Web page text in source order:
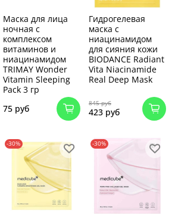
Маска для лица
ночная с
комплексом
витаминов и
ниацинамидом
TRIMAY Wonder
Vitamin Sleeping
Pack 3 гр
75 руб
Гидрогелевая
маска с
ниацинамидом
для сияния кожи
BIODANCE Radiant
Vita Niacinamide
Real Deep Mask
845 руб
423 руб
-30% -30%